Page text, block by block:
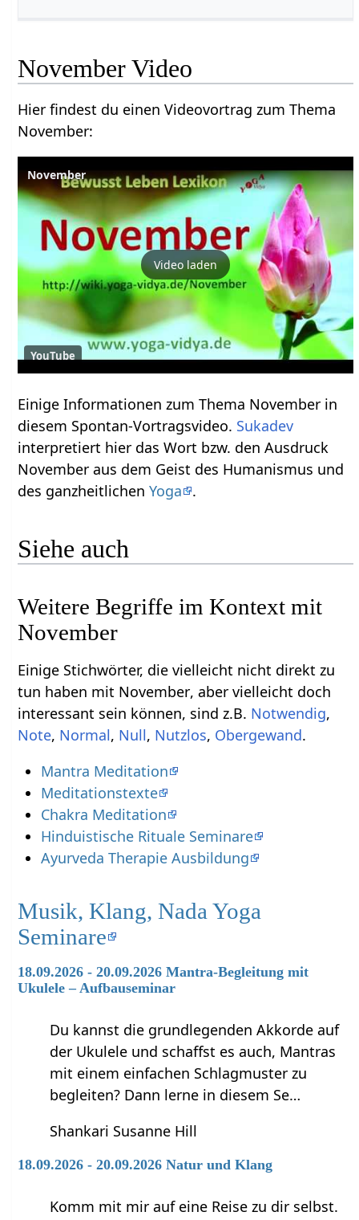
November‏‎ Video
Hier findest du einen Videovortrag zum Thema
November‏‎:
November
Video laden
YouTube
Einige Informationen zum Thema November‏‎ in
diesem Spontan-Vortragsvideo. Sukadev
interpretiert hier das Wort bzw. den Ausdruck
November‏‎ aus dem Geist des Humanismus und
des ganzheitlichenYoga .
Siehe auch
Weitere Begriffe im Kontext mit
Einige Stichwörter, die vielleicht nicht direkt zu
tun haben mit November‏‎, aber vielleicht doch
interessant sein können, sind z.B.
,
, , , ,
.
Mantra Meditation
Meditationstexte
Chakra Meditation
Hinduistische Rituale Seminare
Ayurveda Therapie Ausbildung
Musik, Klang, Nada Yoga
Seminare
18.09.2026 - 20.09.2026 Mantra-Begleitung mit
Ukulele – Aufbauseminar
Du kannst die grundlegenden Akkorde auf
der Ukulele und schaffst es auch, Mantras
mit einem einfachen Schlagmuster zu
begleiten? Dann lerne in diesem Se…
Shankari Susanne Hill
18.09.2026 - 20.09.2026 Natur und Klang
Komm mit mir auf eine Reise zu dir selbst.